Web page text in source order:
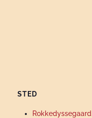
STED
Rokkedyssegaard